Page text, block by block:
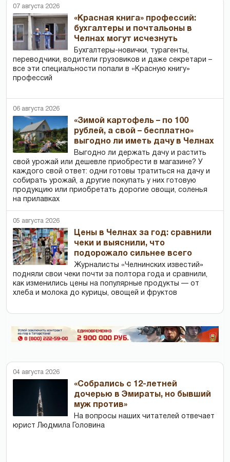
07 августа 2026
«Красная книга» профессий:
бухгалтеры и почтальоны в
Челнах могут исчезнуть
Бухгалтеры-новички, тур­агенты,
переводчики, водители грузовиков и даже секретари –
все эти специальности попали в «Красную книгу»
профессий
06 августа 2026
«Зимой картофель – по 100
рублей, а свой – бесплатно»
выгодно ли иметь дачу в Челнах
Выгодно ли держать дачу и растить
свой урожай или дешевле приобрести в магазине? У
каждого свой ответ: одни готовы тратиться на дачу и
собирать урожай, а другие покупать у них готовую
продукцию или приобретать дорогие овощи, соленья
на прилавках
05 августа 2026
Цены в Челнах за год: сравнили
чеки и выяснили, что
подорожало сильнее всего
Журналисты «Челнинских известий»
подняли свои чеки почти за полтора года и сравнили,
как изменились цены на популярные продукты — от
хлеба и молока до курицы, овощей и фруктов
04 августа 2026
«Собрались с 12-летней
дочерью в Эмираты, но бывший
муж против»
На вопросы наших читателей отвечает
юрист Людмила Головина